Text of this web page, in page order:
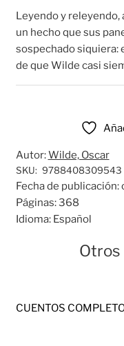
Leyendo y releyendo,
un hecho que sus
sospechado siquiera:
de que Wilde casi
Autor:Wilde, Oscar
SKU: 9788408309543
Fecha de publicación:
Páginas:368
Idioma: Español
Otros
CUENTOS